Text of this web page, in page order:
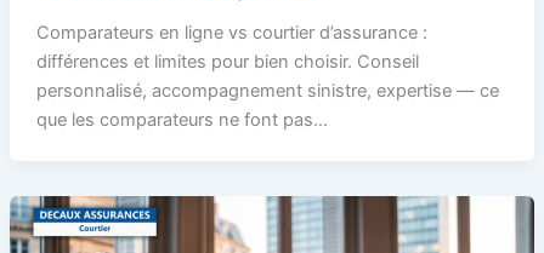
Comparateurs en ligne vs courtier d’assurance :
différences et limites pour bien choisir. Conseil
personnalisé, accompagnement sinistre, expertise — ce
que les comparateurs ne font pas…